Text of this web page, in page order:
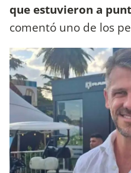
que estuvieron a
comentó uno de los